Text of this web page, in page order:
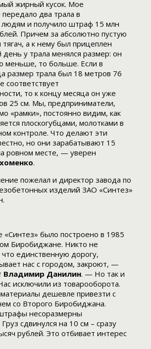
жирный кусок. Мое
два трала в
людям и получило штраф 15 млн
Причем за абсолютно пустую
а к нему был прицеплен
у трала менялся размер: он
меньше, то больше. Если в
размер трала был 18 метров 76
соответствует
то к концу месяца он уже
25 см. Мы, предприниматели,
«рамки», постоянно видим, как
плоскогубцами, молотками в
контроле. Что делают эти
но они зарабатывают 15
ровном месте, — уверен
.
пожелал и директор завода по
изделий ЗАО «Синтез»
«Синтез» было построено в 1985
Биробиджане. Никто не
что единственную дорогу,
нас с городом, закроют, —
Владимир Данилин. — Но так и
исключили из товарооборота.
дешевле привезти с
со Второго Биробиджана.
несоразмерны
сдвинулся на 10 см – сразу
рублей. Это отбивает интерес